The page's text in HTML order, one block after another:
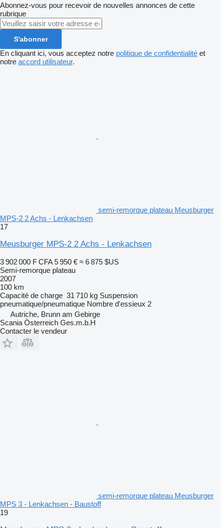
Abonnez-vous pour recevoir de nouvelles annonces de cette
rubrique
S'abonner
En cliquant ici, vous acceptez notre politique de confidentialité et
notre accord utilisateur.
semi-remorque plateau Meusburger
MPS-2 2 Achs - Lenkachsen
17
Meusburger MPS-2 2 Achs - Lenkachsen
3 902 000 F CFA 5 950 € ≈ 6 875 $US
Semi-remorque plateau
2007
100 km
Capacité de charge 31 710 kg Suspension
pneumatique/pneumatique Nombre d'essieux 2
Autriche, Brunn am Gebirge
Scania Österreich Ges.m.b.H
Contacter le vendeur
semi-remorque plateau Meusburger
MPS 3 - Lenkachsen - Baustoff
19